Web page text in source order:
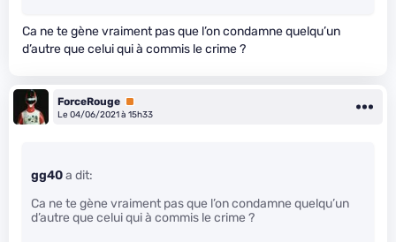
Ca ne te gène vraiment pas que l’on condamne quelqu’un
d’autre que celui qui à commis le crime ?
ForceRouge Premium
Le 04/06/2021 à 15h33
gg40a dit:
Ca ne te gène vraiment pas que l’on condamne quelqu’un
d’autre que celui qui à commis le crime ?